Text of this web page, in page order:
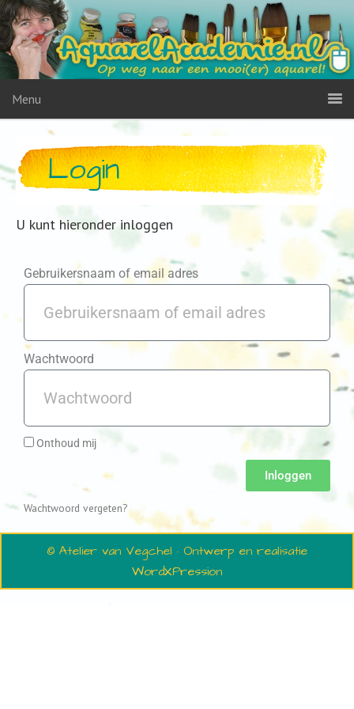
Menu
Login
U kunt hieronder inloggen
Gebruikersnaam of email adres
Wachtwoord
Onthoud mij
Inloggen
Wachtwoord vergeten?
© Atelier van Vegchel · Ontwerp en realisatie
WordXPression